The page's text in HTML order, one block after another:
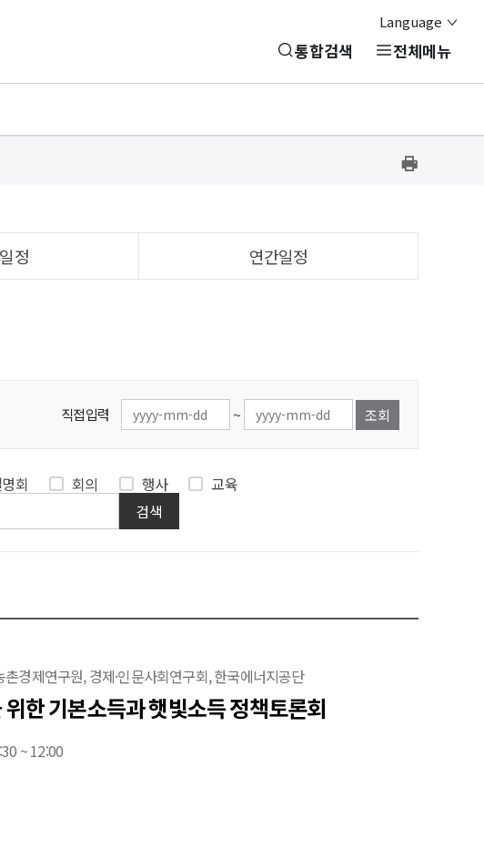
Language
통합검색 전체메뉴
프
하
정
외부라이브러리를
용하여
지
페이지입니다.
용을
으니
음
스트
세요
연간일정
직접입력 ~ 조회
회 회의 행사
교육
검색
경제연구원, 경제·인문사회연구회, 한국에너지공단
한 기본소득과 햇빛소득 정책토론회
~ 12:00